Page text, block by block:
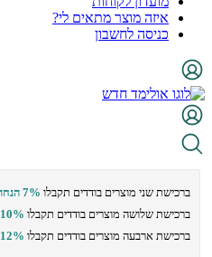
איזה מוצר מתאים לי?
כניסה לחשבון
ברכישת שני מוצרים בודדים תקבלו 7% הנחה
ברכישת שלושה מוצרים בודדים תקבלו 10% הנחה
ברכישת ארבעה מוצרים בודדים תקבלו 12% הנחה